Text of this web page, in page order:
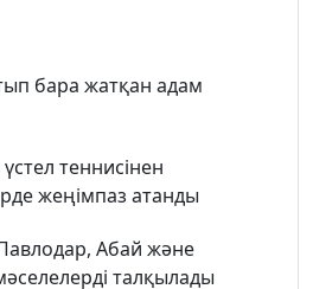
бара жатқан адам
теннисінен
жеңімпаз атанды
Абай және
талқылады